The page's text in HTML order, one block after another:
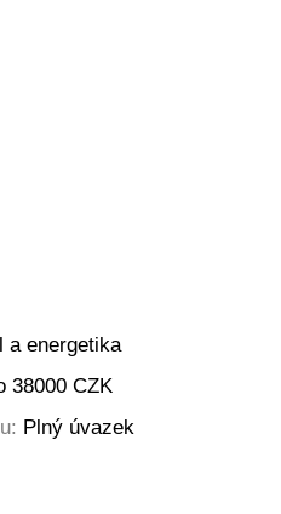
a energetika
38000 CZK
Plný úvazek